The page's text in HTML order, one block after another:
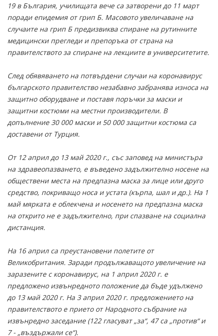
19 в България, училищата вече са затворени до 11 март
поради епидемия от грип Б. Масовото увеличаване на
случаите на грип Б предизвиква спиране на рутинните
медицински прегледи и препоръка от страна на
правителството за спиране на лекциите в университетите.
След обявяването на потвърдени случаи на коронавирус
българското правителство незабавно забранява износа на
защитно оборудване и поставя поръчки за маски и
защитни костюми на местни производители. В
допълнение 30 000 маски и 50 000 защитни костюма са
доставени от Турция.
От 12 април до 13 май 2020 г., със заповед на министъра
на здравеопазването, е въведено задължително носене на
обществени места на предпазна маска за лице или друго
средство, покриващо носа и устата (кърпа, шал и др.). На 1
май мярката е облекчена и носенето на предпазна маска
на открито не е задължително, при спазване на социална
дистанция.
На 16 април са преустановени полетите от
Великобритания. Заради продължаващото увеличение на
заразените с коронавирус, на 1 април 2020 г. е
предложено извънредното положение да бъде удължено
до 13 май 2020 г. На 3 април 2020 г. предложението на
правителството е прието от Народното събрание на
извънредно заседание (122 гласуват „за“, 47 са „против“ и
7 - „въздържали се“).